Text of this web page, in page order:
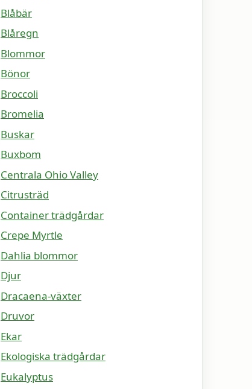
Blåbär
Blåregn
Blommor
Bönor
Broccoli
Bromelia
Buskar
Buxbom
Centrala Ohio Valley
Citrusträd
Container trädgårdar
Crepe Myrtle
Dahlia blommor
Djur
Dracaena-växter
Druvor
Ekar
Ekologiska trädgårdar
Eukalyptus